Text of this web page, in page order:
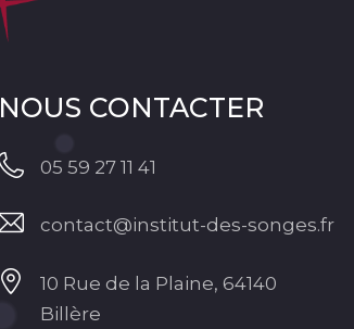
NOUS CONTACTER
05 59 27 11 41
contact@institut-des-songes.fr
10 Rue de la Plaine, 64140
Billère